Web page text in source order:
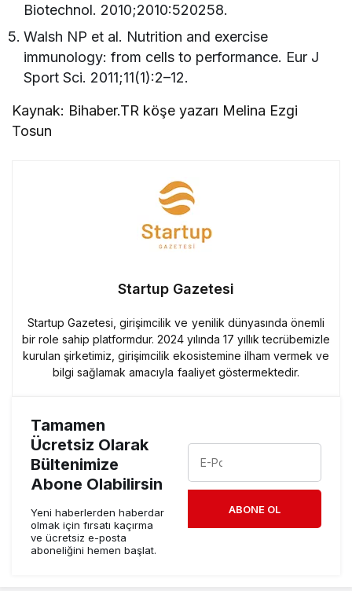
Biotechnol. 2010;2010:520258.
Walsh NP et al. Nutrition and exercise
immunology: from cells to performance. Eur J
Sport Sci. 2011;11(1):2–12.
Kaynak: Bihaber.TR köşe yazarı Melina Ezgi
Tosun
Startup Gazetesi
Startup Gazetesi, girişimcilik ve yenilik dünyasında önemli
bir role sahip platformdur. 2024 yılında 17 yıllık tecrübemizle
kurulan şirketimiz, girişimcilik ekosistemine ilham vermek ve
bilgi sağlamak amacıyla faaliyet göstermektedir.
Tamamen
Ücretsiz Olarak
Bültenimize
Abone Olabilirsin
Yeni haberlerden haberdar
olmak için fırsatı kaçırma
ve ücretsiz e-posta
aboneliğini hemen başlat.
ABONE OL